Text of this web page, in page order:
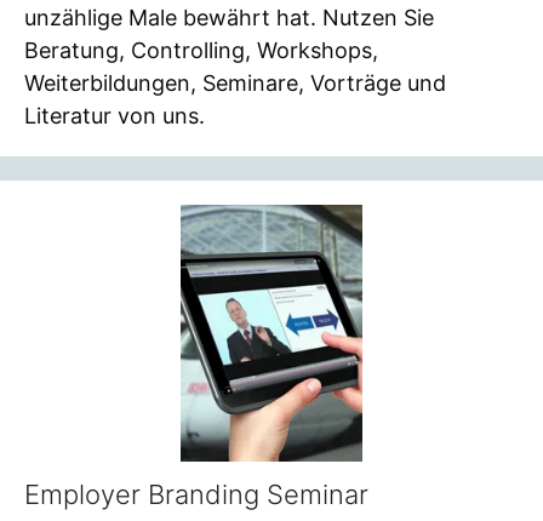
unzählige Male bewährt hat. Nutzen Sie
Beratung, Controlling, Workshops,
Weiterbildungen, Seminare, Vorträge und
Literatur von uns.
Employer Branding Seminar